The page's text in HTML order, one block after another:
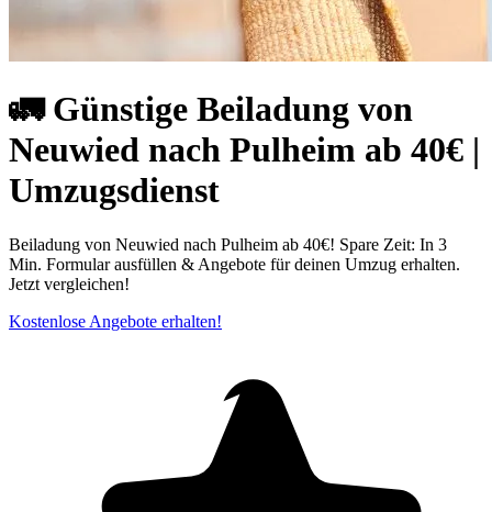
🚛 Günstige Beiladung von
Neuwied nach Pulheim ab 40€ |
Umzugsdienst
Beiladung von Neuwied nach Pulheim ab 40€! Spare Zeit: In 3
Min. Formular ausfüllen & Angebote für deinen Umzug erhalten.
Jetzt vergleichen!
Kostenlose Angebote erhalten!